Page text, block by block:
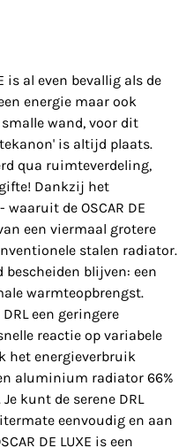
is al even bevallig als de
energie maar ook
wand, voor dit
is altijd plaats.
qua ruimteverdeling,
Dankzij het
de OSCAR DE
een viermaal grotere
stalen radiator.
blijven: een
warmteopbrengst.
een geringere
reactie op variabele
het energieverbruik
aluminium radiator 66%
kunt de serene DRL
eenvoudig en aan
DE LUXE is een